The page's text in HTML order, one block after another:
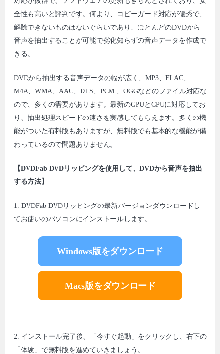
全性も高いと評判です。何より、コピーガード対応が優秀で、
解除できないものはないぐらいであり、ほとんどのDVDから
音声を抽出することが可能で劣化知らずの音声データを作成で
きる。
DVDから抽出する音声データの幅が広く、MP3、FLAC、
M4A、WMA、AAC、DTS、PCM 、OGGなどのファイル対応な
ので、多くの需要があります。最新のGPUとCPUに対応してお
り、抽出処理スピードの速さを実感してもらえます。多くの機
能がついた有料版もありますが、無料版でも基本的な機能が備
わっているので問題ありません。
【DVDFab DVDリッピングを使用して、DVDから音声を抽出
する方法】
1. DVDFab DVDリッピングの最新バージョンダウンロードし
てお使いのパソコンにインストールします。
Windows版をダウンロード
Macs版をダウンロード
2. インストール完了後、「今すぐ起動」をクリックし、右下の
「体験」で無料版を進めていきましょう。